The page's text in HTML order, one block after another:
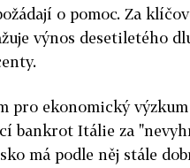
o pomoc. Za
výnos desetiletého
pro ekonomický výzkum
bankrot Itálie za
má podle něj stále